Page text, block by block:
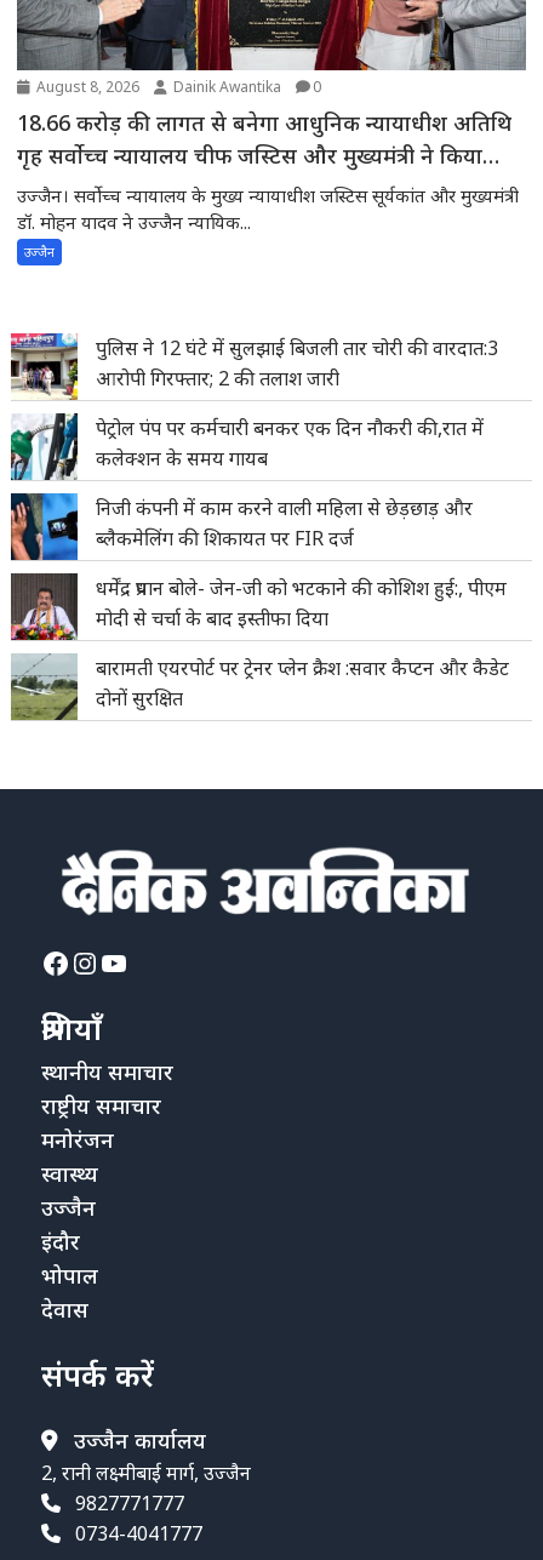
August 8, 2026 Dainik Awantika 0
18.66 करोड़ की लागत से बनेगा आधुनिक न्यायाधीश अतिथि
गृह सर्वोच्च न्यायालय चीफ जस्टिस और मुख्यमंत्री ने किया
भूमिपूजन
उज्जैन। सर्वोच्च न्यायालय के मुख्य न्यायाधीश जस्टिस सूर्यकांत और मुख्यमंत्री
डॉ. मोहन यादव ने उज्जैन न्यायिक...
उज्जैन
पुलिस ने 12 घंटे में सुलझाई बिजली तार चोरी की वारदात:3
आरोपी गिरफ्तार; 2 की तलाश जारी
पेट्रोल पंप पर कर्मचारी बनकर एक दिन नौकरी की,रात में
कलेक्शन के समय गायब
निजी कंपनी में काम करने वाली महिला से छेड़छाड़ और
ब्लैकमेलिंग की शिकायत पर FIR दर्ज
धर्मेंद्र प्रधान बोले- जेन-जी को भटकाने की कोशिश हुई:, पीएम
मोदी से चर्चा के बाद इस्तीफा दिया
बारामती एयरपोर्ट पर ट्रेनर प्लेन क्रैश :सवार कैप्टन और कैडेट
दोनों सुरक्षित
Facebook
Instagram
YouTube
श्रेणियाँ
स्थानीय समाचार
राष्ट्रीय समाचार
मनोरंजन
स्वास्थ्य
उज्जैन
इंदौर
भोपाल
देवास
संपर्क करें
उज्जैन कार्यालय
2, रानी लक्ष्मीबाई मार्ग, उज्जैन
9827771777
0734-4041777